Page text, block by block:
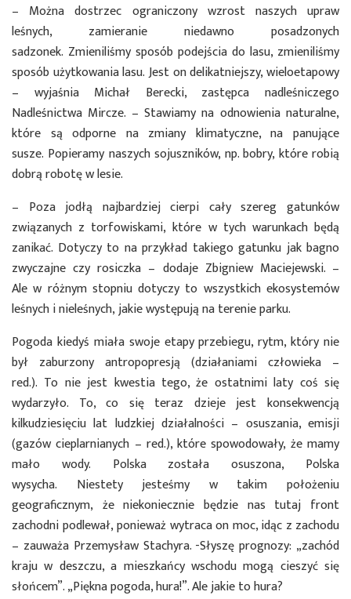
– Można dostrzec ograniczony wzrost naszych upraw
leśnych, zamieranie niedawno posadzonych
sadzonek. Zmieniliśmy sposób podejścia do lasu, zmieniliśmy
sposób użytkowania lasu. Jest on delikatniejszy, wieloetapowy
– wyjaśnia Michał Berecki, zastępca nadleśniczego
Nadleśnictwa Mircze. – Stawiamy na odnowienia naturalne,
które są odporne na zmiany klimatyczne, na panujące
susze. Popieramy naszych sojuszników, np. bobry, które robią
dobrą robotę w lesie.
– Poza jodłą najbardziej cierpi cały szereg gatunków
związanych z torfowiskami, które w tych warunkach będą
zanikać. Dotyczy to na przykład takiego gatunku jak bagno
zwyczajne czy rosiczka – dodaje Zbigniew Maciejewski. –
Ale w różnym stopniu dotyczy to wszystkich ekosystemów
leśnych i nieleśnych, jakie występują na terenie parku.
Pogoda kiedyś miała swoje etapy przebiegu, rytm, który nie
był zaburzony antropopresją (działaniami człowieka –
red.). To nie jest kwestia tego, że ostatnimi laty coś się
wydarzyło. To, co się teraz dzieje jest konsekwencją
kilkudziesięciu lat ludzkiej działalności – osuszania, emisji
(gazów cieplarnianych – red.), które spowodowały, że mamy
mało wody. Polska została osuszona, Polska
wysycha. Niestety jesteśmy w takim położeniu
geograficznym, że niekoniecznie będzie nas tutaj front
zachodni podlewał, ponieważ wytraca on moc, idąc z zachodu
– zauważa Przemysław Stachyra. -Słyszę prognozy: „zachód
kraju w deszczu, a mieszkańcy wschodu mogą cieszyć się
słońcem”. „Piękna pogoda, hura!”. Ale jakie to hura?